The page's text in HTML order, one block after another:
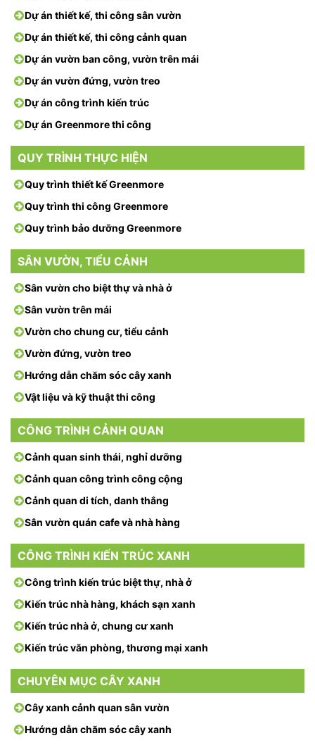
Dự án thiết kế, thi công sân vườn
Dự án thiết kế, thi công cảnh quan
Dự án vườn ban công, vườn trên mái
Dự án vườn đứng, vườn treo
Dự án công trình kiến trúc
Dự án Greenmore thi công
QUY TRÌNH THỰC HIỆN
Quy trình thiết kế Greenmore
Quy trình thi công Greenmore
Quy trình bảo dưỡng Greenmore
SÂN VƯỜN, TIỂU CẢNH
Sân vườn cho biệt thự và nhà ở
Sân vườn trên mái
Vườn cho chung cư, tiểu cảnh
Vườn đứng, vườn treo
Hướng dẫn chăm sóc cây xanh
Vật liệu và kỹ thuật thi công
CÔNG TRÌNH CẢNH QUAN
Cảnh quan sinh thái, nghỉ dưỡng
Cảnh quan công trình công cộng
Cảnh quan di tích, danh thắng
Sân vườn quán cafe và nhà hàng
CÔNG TRÌNH KIẾN TRÚC XANH
Công trình kiến trúc biệt thự, nhà ở
Kiến trúc nhà hàng, khách sạn xanh
Kiến trúc nhà ở, chung cư xanh
Kiến trúc văn phòng, thương mại xanh
CHUYÊN MỤC CÂY XANH
Cây xanh cảnh quan sân vườn
Hướng dẫn chăm sóc cây xanh